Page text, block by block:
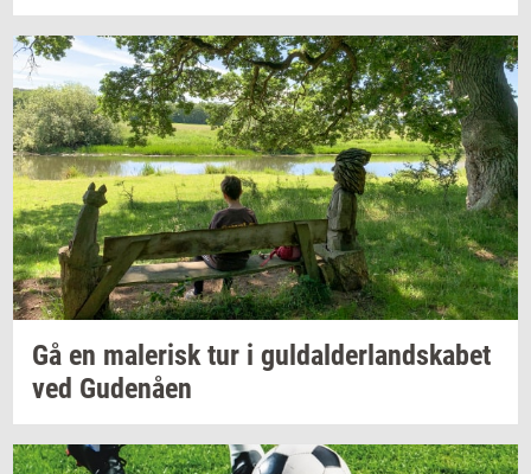
Gå en ma­le­risktur i gul­dal­der­land­ska­bet
ved Gu­denå­en